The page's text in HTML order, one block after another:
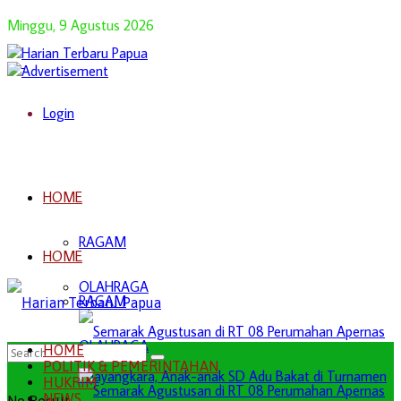
Minggu, 9 Agustus 2026
Login
HOME
RAGAM
OLAHRAGA
HOME
RAGAM
OLAHRAGA
HOME
POLITIK & PEMERINTAHAN
HUKRIM